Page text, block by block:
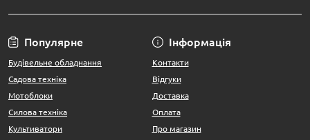
Популярне
Будівельне обладнання
Садова техніка
Мотоблоки
Силова техніка
Культиватори
Інформація
Контакти
Відгуки
Доставка
Оплата
Про магазин